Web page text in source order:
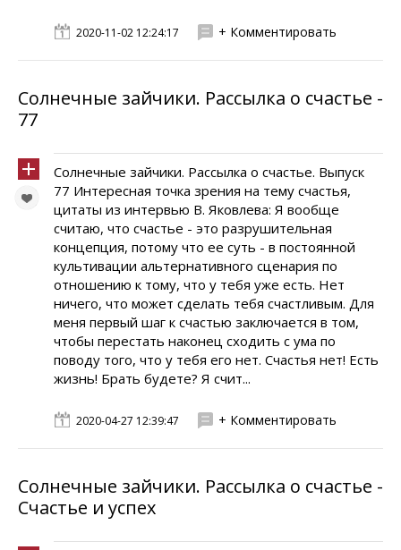
2020-11-02 12:24:17 + Комментировать
Солнечные зайчики. Pассылка о счастье -
77
Солнечные зайчики. Pассылка о счастье. Выпуск
77 Интересная точка зрения на тему счастья,
цитаты из интервью В. Яковлева: Я вообще
считаю, что счастье - это разрушительная
концепция, потому что ее суть - в постоянной
культивации альтернативного сценария по
отношению к тому, что у тебя уже есть. Нет
ничего, что может сделать тебя счастливым. Для
меня первый шаг к счастью заключается в том,
чтобы перестать наконец сходить с ума по
поводу того, что у тебя его нет. Счастья нет! Есть
жизнь! Брать будете? Я счит...
2020-04-27 12:39:47 + Комментировать
Солнечные зайчики. Pассылка о счастье -
Счастье и успех